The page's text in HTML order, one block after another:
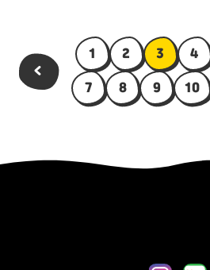
<
1 2 3 4
7
8 9 10